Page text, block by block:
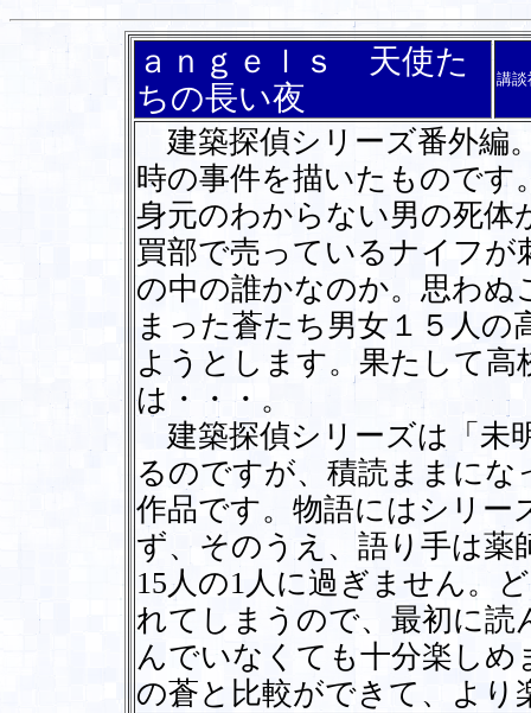
ａｎｇｅｌｓ 天使た
ちの長い夜
講談
建築探偵シリーズ番外編
時の事件を描いたものです
身元のわからない男の死体
買部で売っているナイフ
の中の誰かなのか。思わ
まった蒼たち男女１５人の
ようとします。果たして
は・・・。
建築探偵シリーズは「未
るのですが、積読ままに
作品です。物語にはシリー
ず、そのうえ、語り手は薬
15人の1人に過ぎません。
れてしまうので、最初に
んでいなくても十分楽し
の蒼と比較ができて、よ